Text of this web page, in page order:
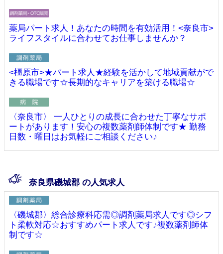
薬局パート求人！あなたの時間を有効活用！<奈良市>
ライフスタイルに合わせてお仕事しませんか？
<橿原市>★パート求人★経験を活かして地域貢献がで
きる職場です☆長期的なキャリアを築ける職場☆
〈奈良市〉 一人ひとりの成長に合わせた丁寧なサポ
ートがあります！安心の複数薬剤師体制です★ 勤務
日数・曜日はお気軽にご相談ください♪
奈良県磯城郡 の人気求人
〈磯城郡〉総合診療科応需◎調剤薬局求人です◎シフ
ト柔軟対応☆おすすめパート求人です♪複数薬剤師体
制です☆